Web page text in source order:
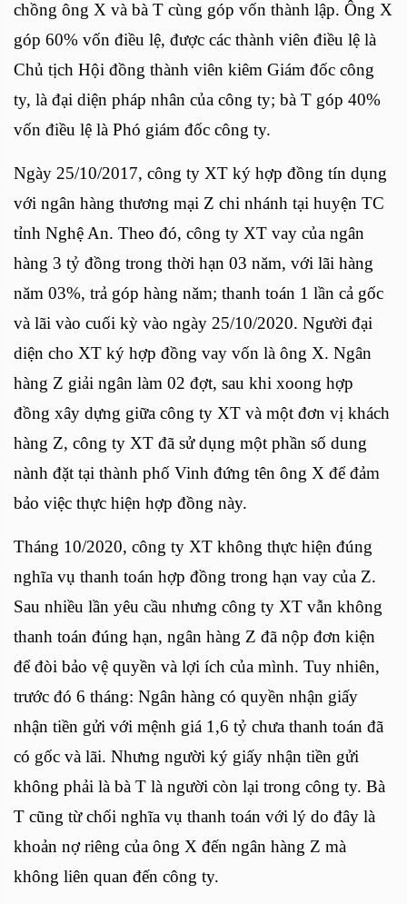
chồng ông X và bà T cùng góp vốn thành lập. Ông X
góp 60% vốn điều lệ, được các thành viên điều lệ là
Chủ tịch Hội đồng thành viên kiêm Giám đốc công
ty, là đại diện pháp nhân của công ty; bà T góp 40%
vốn điều lệ là Phó giám đốc công ty.
Ngày 25/10/2017, công ty XT ký hợp đồng tín dụng
với ngân hàng thương mại Z chi nhánh tại huyện TC
tỉnh Nghệ An. Theo đó, công ty XT vay của ngân
hàng 3 tỷ đồng trong thời hạn 03 năm, với lãi hàng
năm 03%, trả góp hàng năm; thanh toán 1 lần cả gốc
và lãi vào cuối kỳ vào ngày 25/10/2020. Người đại
diện cho XT ký hợp đồng vay vốn là ông X. Ngân
hàng Z giải ngân làm 02 đợt, sau khi xoong hợp
đồng xây dựng giữa công ty XT và một đơn vị khách
hàng Z, công ty XT đã sử dụng một phần số dung
nành đặt tại thành phố Vinh đứng tên ông X để đảm
bảo việc thực hiện hợp đồng này.
Tháng 10/2020, công ty XT không thực hiện đúng
nghĩa vụ thanh toán hợp đồng trong hạn vay của Z.
Sau nhiều lần yêu cầu nhưng công ty XT vẫn không
thanh toán đúng hạn, ngân hàng Z đã nộp đơn kiện
để đòi bảo vệ quyền và lợi ích của mình. Tuy nhiên,
trước đó 6 tháng: Ngân hàng có quyền nhận giấy
nhận tiền gửi với mệnh giá 1,6 tỷ chưa thanh toán đã
có gốc và lãi. Nhưng người ký giấy nhận tiền gửi
không phải là bà T là người còn lại trong công ty. Bà
T cũng từ chối nghĩa vụ thanh toán với lý do đây là
khoản nợ riêng của ông X đến ngân hàng Z mà
không liên quan đến công ty.